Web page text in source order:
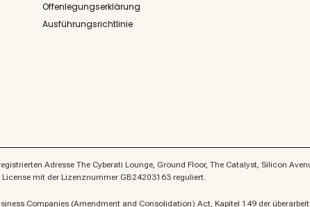
Offenlegungserklärung
Ausführungsrichtlinie
Adresse The Cyberati Lounge, Ground Floor, The Catalyst, Silicon
mit der Lizenznummer GB24203163 reguliert.
Companies (Amendment and Consolidation) Act, Kapitel 149 der